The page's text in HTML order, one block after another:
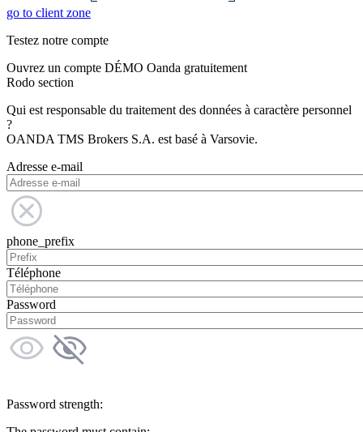
go to client zone
Testez notre compte
Ouvrez un compte DÉMO Oanda gratuitement
Rodo section
Qui est responsable du traitement des données à caractère personnel
?
OANDA TMS Brokers S.A. est basé à Varsovie.
Adresse e-mail
phone_prefix
Téléphone
Password
Password strength: